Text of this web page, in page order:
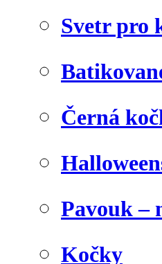
Svetr pro
Černá
Pavouk –
Kočky